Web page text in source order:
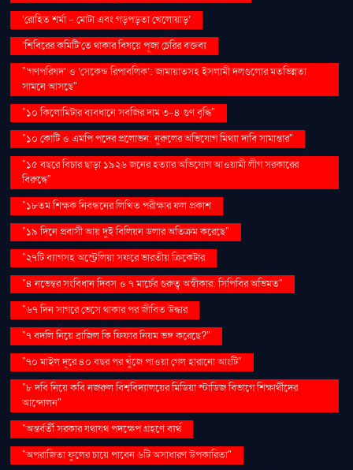
‘রোহিত শর্মা - মোটা এবং গড়পড়তা খেলোয়াড়’
‘শিবিরের কমিটি’তে থাকার বিষয়ে পূজা চেরির বক্তব্য
"‘গণপরিষদ’ ও ‘সেকেন্ড রিপাবলিক’: জামায়াতসহ ইসলামী দলগুলোর মতভিন্নতা
সামনে আসছে"
"১০ কিলোমিটার ব্যবধানে সবজির দাম ৩-৪ গুণ বৃদ্ধি"
"১০ কোটি ও এমপি পদের প্রলোভন: নুরুলের অভিযোগ মিথ্যা দাবি সামান্তার"
"১৫ বছরে বিচার ছাড়া ১৯২৬ জনের হত্যার অভিযোগ আওয়ামী লীগ সরকারের
বিরুদ্ধে"
"১৮তম শিক্ষক নিবন্ধনের লিখিত পরীক্ষার ফল প্রকাশ
"১৯ দিনে প্রবাসী আয় দুই বিলিয়ন ডলার অতিক্রম করেছে"
"২৭টি ব্যাগসহ অস্ট্রেলিয়া সফরে ভারতীয় ক্রিকেটার
"৪ নভেম্বর সংবিধান দিবস ও ৭ মার্চের গুরুত্ব অস্বীকার: সিপিবির অভিমত"
"৬৭ দিন সাগরে ভেসে থাকার পর জীবিত উদ্ধার
"৭ বদলি নিয়ে ব্রাজিল কি ফিফার নিয়ম ভঙ্গ করেছে?"
"৭০ মাইল দূরে ৪০ বছর পর খুঁজে পাওয়া গেল হারানো আংটি"
"৮ দবি নিয়ে কবি নজরুল বিশ্ববিদ্যালয়ের মিডিয়া স্টাডিজ বিভাগে শিক্ষার্থীদের
আন্দোলন"
"অন্তর্বর্তী সরকার যথাযথ পদক্ষেপ গ্রহণে ব্যর্থ
"অপরাজিতা ফুলের চায়ে পাবেন ৬টি অসাধারণ উপকারিতা"